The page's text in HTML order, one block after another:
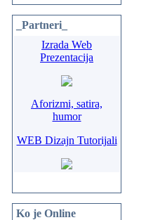
_Partneri_
Izrada Web
Prezentacija
Aforizmi, satira,
humor
WEB Dizajn Tutorijali
Ko je Online